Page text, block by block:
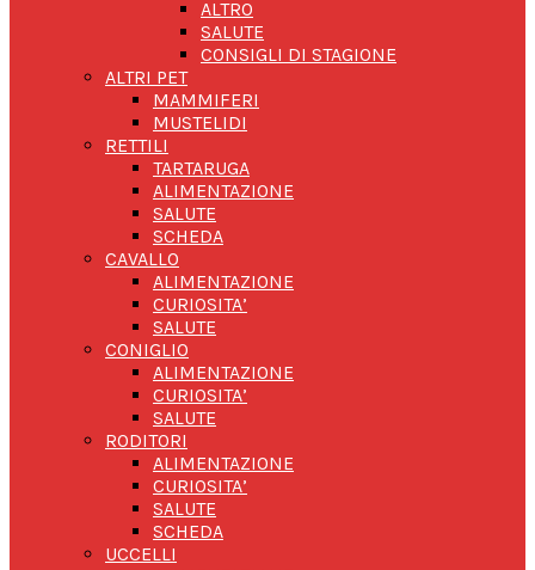
ALTRO
SALUTE
CONSIGLI DI STAGIONE
ALTRI PET
MAMMIFERI
MUSTELIDI
RETTILI
TARTARUGA
ALIMENTAZIONE
SALUTE
SCHEDA
CAVALLO
ALIMENTAZIONE
CURIOSITA’
SALUTE
CONIGLIO
ALIMENTAZIONE
CURIOSITA’
SALUTE
RODITORI
ALIMENTAZIONE
CURIOSITA’
SALUTE
SCHEDA
UCCELLI